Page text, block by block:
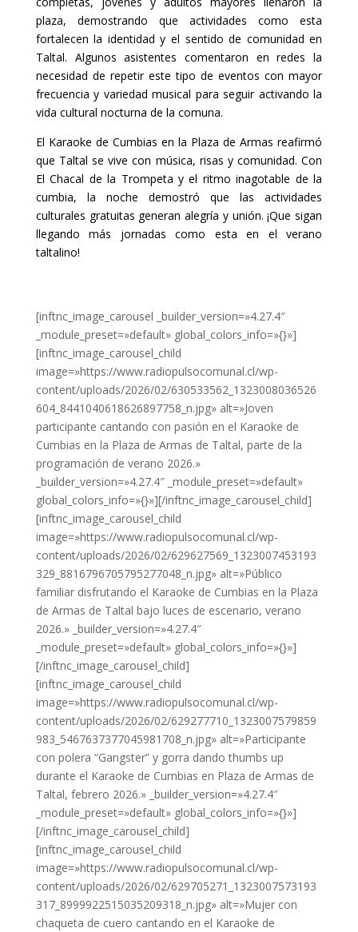
plaza, demostrando que actividades como esta
fortalecen la identidad y el sentido de comunidad en
Taltal. Algunos asistentes comentaron en redes la
necesidad de repetir este tipo de eventos con mayor
frecuencia y variedad musical para seguir activando la
vida cultural nocturna de la comuna.
El Karaoke de Cumbias en la Plaza de Armas reafirmó
que Taltal se vive con música, risas y comunidad. Con
El Chacal de la Trompeta y el ritmo inagotable de la
cumbia, la noche demostró que las actividades
culturales gratuitas generan alegría y unión. ¡Que sigan
llegando más jornadas como esta en el verano
taltalino!
[inftnc_image_carousel _builder_version=»4.27.4″
_module_preset=»default» global_colors_info=»{}»]
[inftnc_image_carousel_child
image=»https://www.radiopulsocomunal.cl/wp-
content/uploads/2026/02/630533562_1323008036526
604_8441040618626897758_n.jpg» alt=»Joven
participante cantando con pasión en el Karaoke de
Cumbias en la Plaza de Armas de Taltal, parte de la
programación de verano 2026.»
_builder_version=»4.27.4″ _module_preset=»default»
global_colors_info=»{}»][/inftnc_image_carousel_child]
[inftnc_image_carousel_child
image=»https://www.radiopulsocomunal.cl/wp-
content/uploads/2026/02/629627569_1323007453193
329_8816796705795277048_n.jpg» alt=»Público
familiar disfrutando el Karaoke de Cumbias en la Plaza
de Armas de Taltal bajo luces de escenario, verano
2026.» _builder_version=»4.27.4″
_module_preset=»default» global_colors_info=»{}»]
[/inftnc_image_carousel_child]
[inftnc_image_carousel_child
image=»https://www.radiopulsocomunal.cl/wp-
content/uploads/2026/02/629277710_1323007579859
983_5467637377045981708_n.jpg» alt=»Participante
con polera “Gangster” y gorra dando thumbs up
durante el Karaoke de Cumbias en Plaza de Armas de
Taltal, febrero 2026.» _builder_version=»4.27.4″
_module_preset=»default» global_colors_info=»{}»]
[/inftnc_image_carousel_child]
[inftnc_image_carousel_child
image=»https://www.radiopulsocomunal.cl/wp-
content/uploads/2026/02/629705271_1323007573193
317_8999922515035209318_n.jpg» alt=»Mujer con
chaqueta de cuero cantando en el Karaoke de